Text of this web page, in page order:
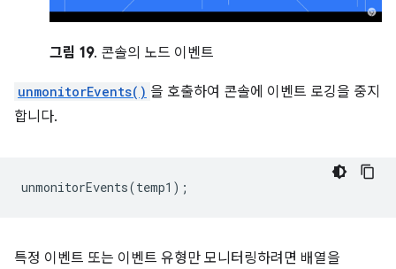
그림 19. 콘솔의 노드 이벤트
unmonitorEvents() 을 호출하여 콘솔에 이벤트 로깅을 중지
합니다.
unmonitorEvents(temp1 );
특정 이벤트 또는 이벤트 유형만 모니터링하려면 배열을